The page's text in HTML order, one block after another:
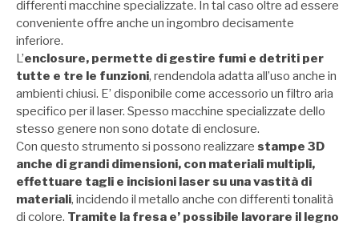
differenti macchine specializzate. In tal caso oltre ad essere
conveniente offre anche un ingombro decisamente
inferiore.
L’enclosure, permette di gestire fumi e detriti per
tutte e tre le funzioni, rendendola adatta all’uso anche in
ambienti chiusi. E’ disponibile come accessorio un filtro aria
specifico per il laser. Spesso macchine specializzate dello
stesso genere non sono dotate di enclosure.
Con questo strumento si possono realizzare stampe 3D
anche di grandi dimensioni, con materiali multipli,
effettuare tagli e incisioni laser su una vastità di
materiali, incidendo il metallo anche con differenti tonalità
di colore. Tramite la fresa e’ possibile lavorare il legno